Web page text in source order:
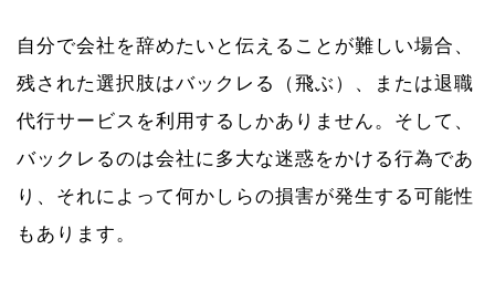
自分で会社を辞めたいと伝えることが難しい場合、
残された選択肢はバックレる（飛ぶ）、または退職
代行サービスを利用するしかありません。そして、
バックレるのは会社に多大な迷惑をかける行為であ
り、それによって何かしらの損害が発生する可能性
もあります。